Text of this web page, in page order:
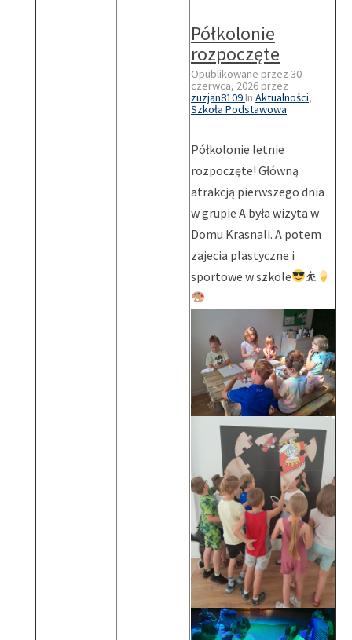
Półkolonie
rozpoczęte
Opublikowane przez 30
czerwca, 2026 przez
zuzjan8109 In Aktualności,
Szkoła Podstawowa
Półkolonie letnie
rozpoczęte! Główną
atrakcją pierwszego dnia
w grupie A była wizyta w
Domu Krasnali. A potem
zajecia plastyczne i
sportowe w szkole
⛹